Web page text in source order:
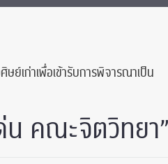
ย์เก่าเพื่อเข้ารับการพิจารณาเป็น
น คณะจิตวิทยา